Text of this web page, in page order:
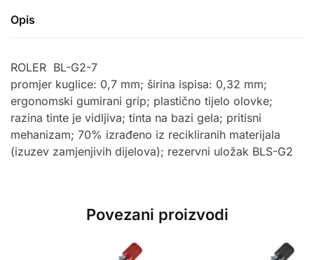
količina
Opis
ROLER BL-G2-7
promjer kuglice: 0,7 mm; širina ispisa: 0,32 mm;
ergonomski gumirani grip; plastično tijelo olovke;
razina tinte je vidljiva; tinta na bazi gela; pritisni
mehanizam; 70% izrađeno iz recikliranih materijala
(izuzev zamjenjivih dijelova); rezervni uložak BLS-G2
Povezani proizvodi